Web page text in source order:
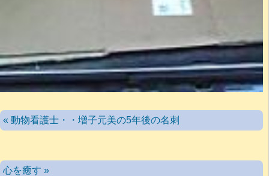
« 動物看護士・・増子元美の5年後の名刺
心を癒す »